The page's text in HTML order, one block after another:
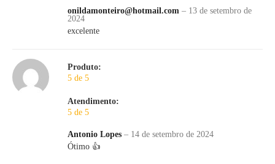
onildamonteiro@hotmail.com – 13 de setembro de
2024
excelente
Produto:
5 de 5
Atendimento:
5 de 5
Antonio Lopes – 14 de setembro de 2024
Ótimo 👍